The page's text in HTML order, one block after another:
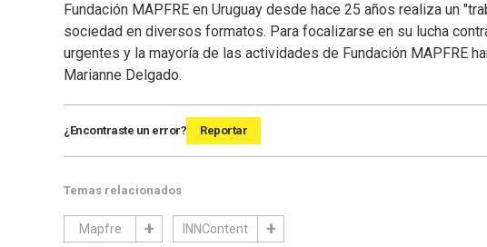
Fundación MAPFRE en Uruguay desde hace 25 años realiza un
sociedad en diversos formatos. Para focalizarse en su lucha
urgentes y la mayoría de las actividades de Fundación MAPFRE
Marianne Delgado.
¿Encontraste un error? Reportar
Temas relacionados
Mapfre INNContent